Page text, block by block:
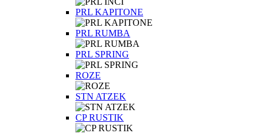
PRL KAPITONE
PRL RUMBA
PRL SPRING
ROZE
STN ATZEK
СP RUSTIK